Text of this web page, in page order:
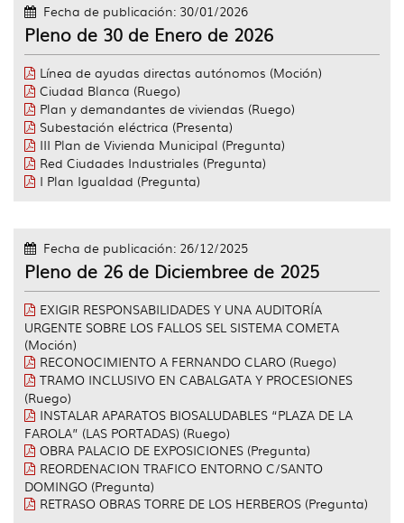
Fecha de publicación: 30/01/2026
Pleno de 30 de Enero de 2026
Línea de ayudas directas autónomos (Moción)
Ciudad Blanca (Ruego)
Plan y demandantes de viviendas (Ruego)
Subestación eléctrica (Presenta)
III Plan de Vivienda Municipal (Pregunta)
Red Ciudades Industriales (Pregunta)
I Plan Igualdad (Pregunta)
Fecha de publicación: 26/12/2025
Pleno de 26 de Diciembree de 2025
EXIGIR RESPONSABILIDADES Y UNA AUDITORÍA
URGENTE SOBRE LOS FALLOS SEL SISTEMA COMETA
(Moción)
RECONOCIMIENTO A FERNANDO CLARO (Ruego)
TRAMO INCLUSIVO EN CABALGATA Y PROCESIONES
(Ruego)
INSTALAR APARATOS BIOSALUDABLES “PLAZA DE LA
FAROLA” (LAS PORTADAS) (Ruego)
OBRA PALACIO DE EXPOSICIONES (Pregunta)
REORDENACION TRAFICO ENTORNO C/SANTO
DOMINGO (Pregunta)
RETRASO OBRAS TORRE DE LOS HERBEROS (Pregunta)